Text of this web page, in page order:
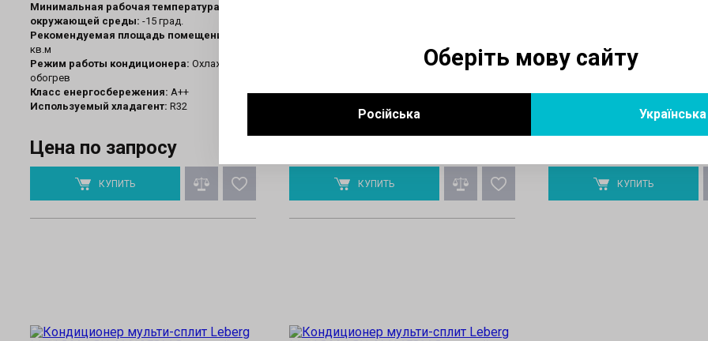
Оберіть мову сайту
Російська Українська
Минимальная рабочая температура
окружающей среды: -15 град.
Рекомендуемая площадь помещения:
кв.м
Режим работы кондиционера: Охлаждение/
обогрев
Класс енергосбережения: А++
Используемый хладагент: R32
Цена по запросу
КУПИТЬ
Режим работы кондиционера:Охлаждение/
Класс енергосбережения:А++
Используемый хладагент:
КУПИТЬ
Режим работы кондиционера:
Класс енергосбережения:А++
Используемый хладагент:
КУПИТЬ